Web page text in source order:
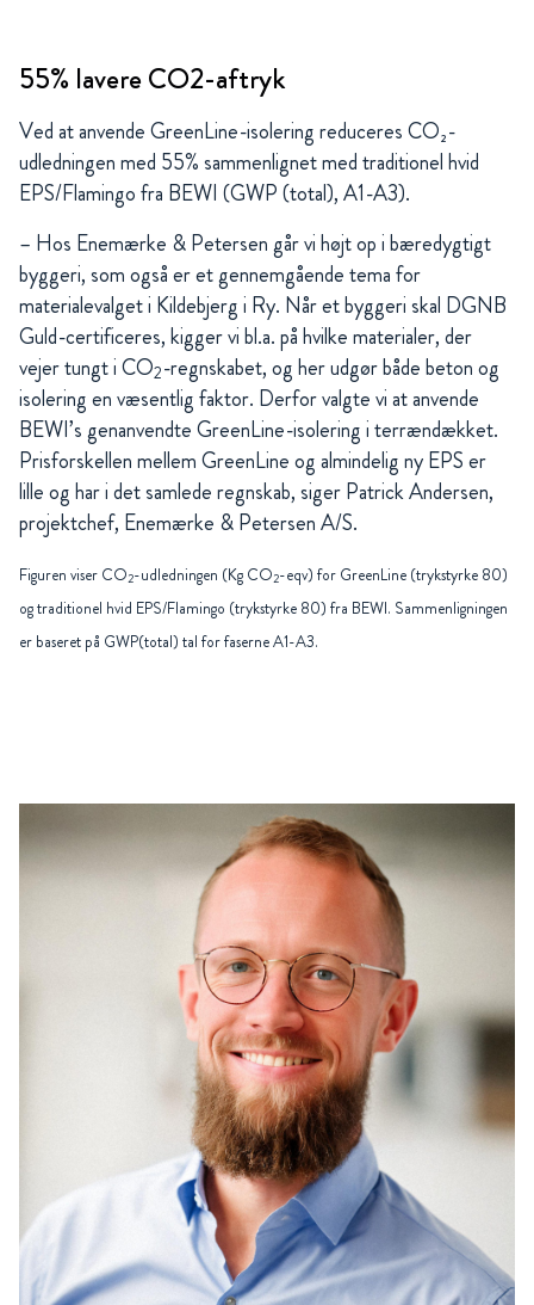
55% lavere CO2-aftryk
Ved at anvende GreenLine-isolering reduceres CO₂-
udledningen med 55% sammenlignet med traditionel hvid
EPS/Flamingo fra BEWI (GWP (total), A1-A3).
– Hos Enemærke & Petersen går vi højt op i bæredygtigt
byggeri, som også er et gennemgående tema for
materialevalget i Kildebjerg i Ry. Når et byggeri skal DGNB
Guld-certificeres, kigger vi bl.a. på hvilke materialer, der
vejer tungt i CO2-regnskabet, og her udgør både beton og
isolering en væsentlig faktor. Derfor valgte vi at anvende
BEWI’s genanvendte GreenLine-isolering i terrændækket.
Prisforskellen mellem GreenLine og almindelig ny EPS er
lille og har i det samlede regnskab, siger Patrick Andersen,
projektchef, Enemærke & Petersen A/S.
Figuren viser CO2-udledningen (Kg CO2-eqv) for GreenLine (trykstyrke 80)
og traditionel hvid EPS/Flamingo (trykstyrke 80) fra BEWI. Sammenligningen
er baseret på GWP(total) tal for faserne A1-A3.